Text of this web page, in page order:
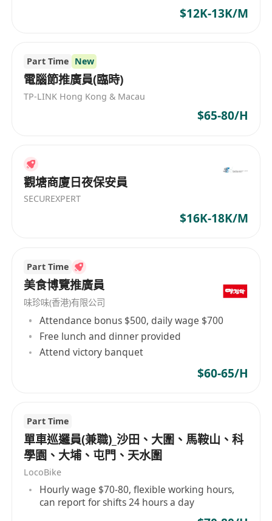
薪資結構：底薪＋績效提成（依個人經驗、地區
培訓機會：系統化內部培訓、政策更新研習、院
校交流參訪等。
考察：參與教育機構實地考察行程。
團隊獎金：依據部門整體達成狀況發放季度／年
$12K-13K/M
Part Time New
電腦節推廣員(臨時)
TP-LINK Hong Kong & Macau
$65-80/H
觀塘商廈日夜保安員
SECUREXPERT
$16K-18K/M
Part Time
美食博覽推廣員
味珍味(香港)有限公司
Attendance bonus $500, daily wage $700
Free lunch and dinner provided
Attend victory banquet
$60-65/H
Part Time
單車巡邏員(兼職)_沙田、大圍、馬鞍山、科
學園、大埔、屯門、天水圍
LocoBike
Hourly wage $70-80, flexible working hours,
can report for shifts 24 hours a day